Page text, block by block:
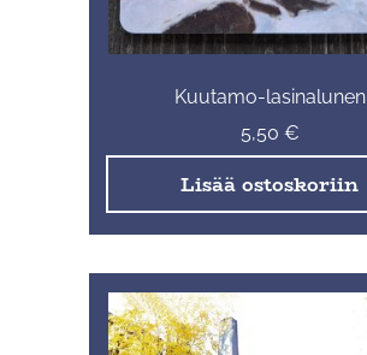
Kuutamo-lasinalunen
5,50 €
Lisää ostoskoriin